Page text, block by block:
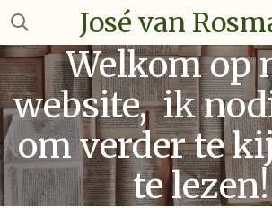
Ga
naar
de
hoofdinhoud
José van
Welkom op
website, ik
om verder te
te lezen!